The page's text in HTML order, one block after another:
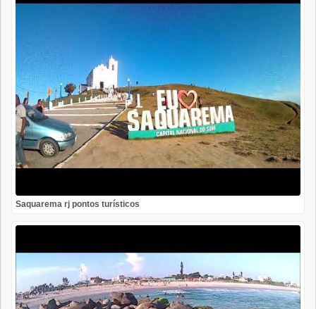
Saquarema rj pontos turísticos